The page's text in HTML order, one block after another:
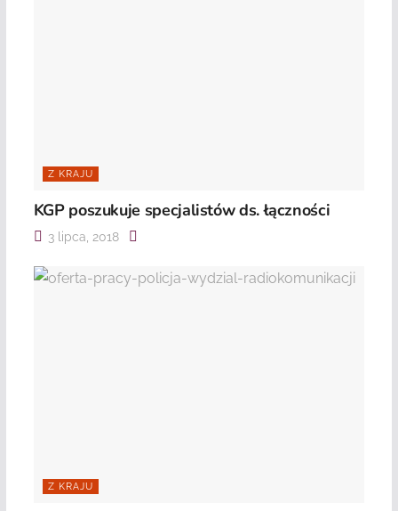
Z KRAJU
KGP poszukuje specjalistów ds. łączności
3 lipca, 2018
Z KRAJU